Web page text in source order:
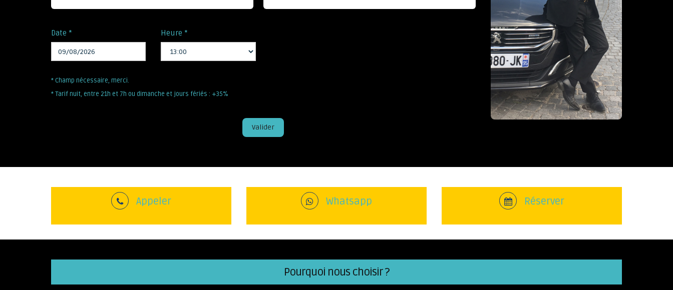
Date * Heure *
* Champ nécessaire, merci.
* Tarif nuit, entre 21h et 7h ou dimanche et jours fériés : +35%
Valider
Appeler Whatsapp Réserver
Pourquoi nous choisir ?